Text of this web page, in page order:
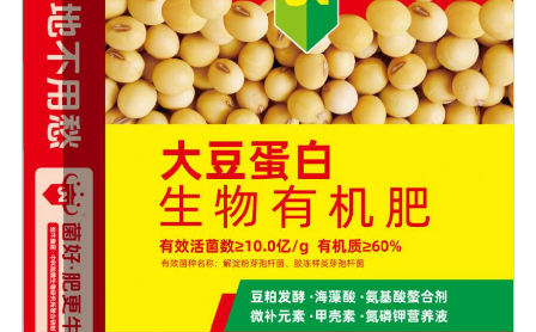
松土壤, 提高土壤通透性和保水保肥能力, 增加土壤有机质
防止板结, 有效解决因连工连作、重茬等原因造成的减产问
题。2、解磷解钾、提高化肥利用率有效菌能分解土壤中的
有机质, 减少氨肥的流失; 其中解钾解磷菌能将土壤中固化
的化学钾肥、化学磷肥分解转化为速效钾、速效磷。3、改
善作物品质使用菌剂后, 作物中的蛋白质、糖分、氮基酸、
维生素等有益成分含量有所提高, 起到改善作物品质的作
用。4、增强作物的抗逆性能、提高产量分泌赤霉素、细胞
分裂素、生长素等活性物质, 刺激、调节、促进作物的生长
发育, 增强农作物的抗逆性能, 有利于农作物的增产5、预
防、抑制细菌、真菌性病害如:小麦根腐病、镰刀菌、姜腐
病、黄萎病、灰葡萄孢、香蕉与棉花等枯萎病。